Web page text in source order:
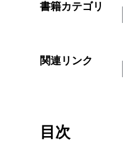
書籍カテゴリ
関連リンク
目次